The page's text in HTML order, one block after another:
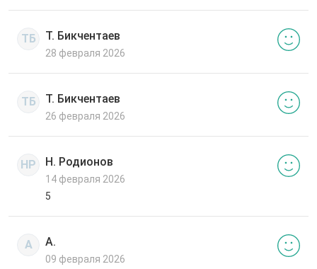
ТБ Т. Бикчентаев
28 февраля 2026
ТБ Т. Бикчентаев
26 февраля 2026
НР Н. Родионов
14 февраля 2026
5
А А.
09 февраля 2026